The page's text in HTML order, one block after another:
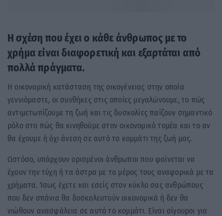
Η σχέση που έχει ο κάθε άνθρωπος με το
χρήμα είναι διαφορετική και εξαρτάται από
πολλά πράγματα.
Η οικονομική κατάσταση της οικογένειας στην οποία
γεννιόμαστε, οι συνθήκες στις οποίες μεγαλώνουμε, το πώς
αντιμετωπίζουμε τη ζωή και τις δυσκολίες παίζουν σημαντικό
ρόλο στο πώς θα κινηθούμε στον οικονομικό τομέα και το αν
θα έχουμε ή όχι άνεση σε αυτό το κομμάτι της ζωή μας.
Ωστόσο, υπάρχουν ορισμένοι άνθρωποι που φαίνεται να
έχουν την τύχη ή τα άστρα με το μέρος τους αναφορικά με τα
χρήματα. Ίσως έχετε και εσείς στον κύκλο σας ανθρώπους
που δεν σπάνια θα δυσκολευτούν οικονομικά ή δεν θα
νιώθουν ανασφάλεια σε αυτό το κομμάτι. Είναι σίγουροι για